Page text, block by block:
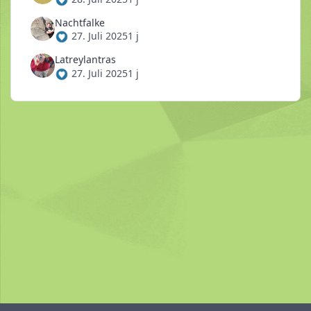
Nachtfalke
27. Juli 20251 j
Latreylantras
27. Juli 20251 j